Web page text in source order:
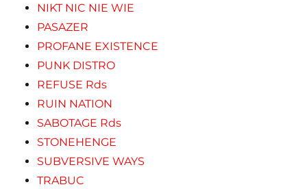
NIKT NIC NIE WIE
PASAZER
PROFANE EXISTENCE
PUNK DISTRO
REFUSE Rds
RUIN NATION
SABOTAGE Rds
STONEHENGE
SUBVERSIVE WAYS
TRABUC